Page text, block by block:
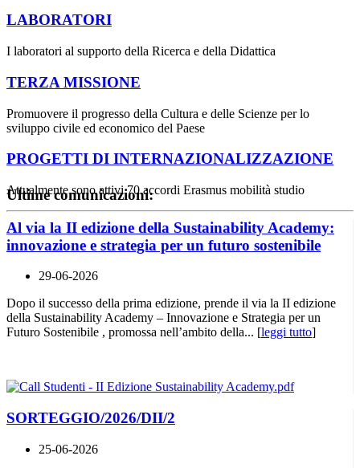
LABORATORI
I laboratori al supporto della Ricerca e della Didattica
TERZA MISSIONE
Promuovere il progresso della Cultura e delle Scienze per lo
sviluppo civile ed economico del Paese
PROGETTI DI INTERNAZIONALIZZAZIONE
Attualmente sono attivi 70 accordi Erasmus mobilità studio
Ultime comunicazioni:
Al via la II edizione della Sustainability Academy:
innovazione e strategia per un futuro sostenibile
29-06-2026
Dopo il successo della prima edizione, prende il via la II edizione
della Sustainability Academy – Innovazione e Strategia per un
Futuro Sostenibile , promossa nell’ambito della... [leggi tutto]
SORTEGGIO/2026/DII/2
25-06-2026